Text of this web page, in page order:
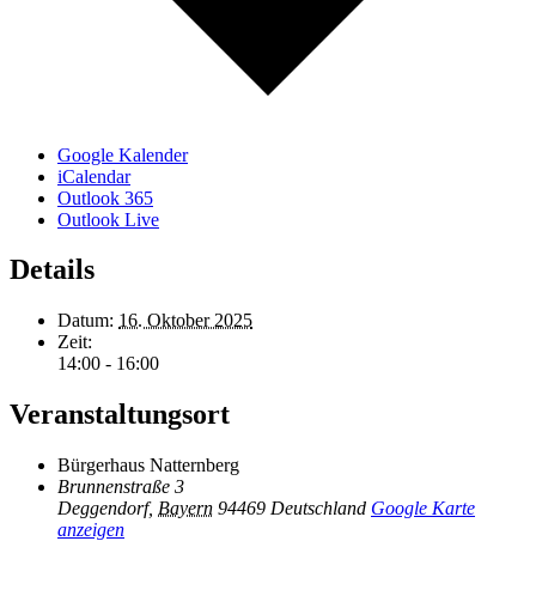
Google Kalender
iCalendar
Outlook 365
Outlook Live
Details
Datum: 16. Oktober 2025
Zeit:
14:00 - 16:00
Veranstaltungsort
Bürgerhaus Natternberg
Brunnenstraße 3
Deggendorf, Bayern 94469 Deutschland Google Karte
anzeigen